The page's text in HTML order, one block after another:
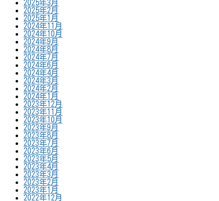
2025年3月
2025年2月
2025年1月
2024年11月
2024年10月
2024年9月
2024年8月
2024年7月
2024年6月
2024年4月
2024年3月
2024年2月
2024年1月
2023年12月
2023年11月
2023年10月
2023年9月
2023年8月
2023年7月
2023年6月
2023年5月
2023年4月
2023年3月
2023年2月
2023年1月
2022年12月